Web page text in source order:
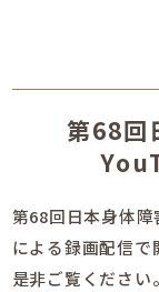
第68回
第68回日本身体
による録画配信で
是非ご覧ください。